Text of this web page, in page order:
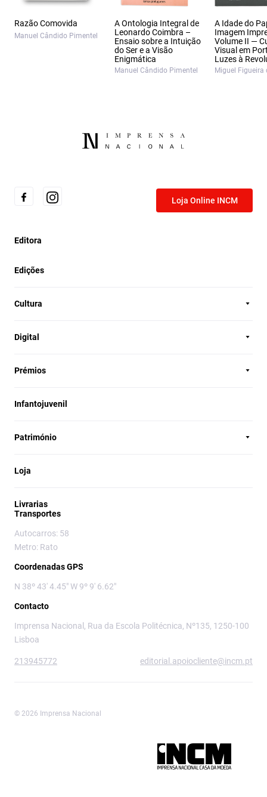
Razão Comovida
Manuel Cândido Pimentel
A Ontologia Integral de
Leonardo Coimbra –
Ensaio sobre a Intuição
do Ser e a Visão
Enigmática
Manuel Cândido Pimentel
A Idade do
Imagem
Volume II —
Visual em
Luzes à
Miguel Figueira
Loja Online INCM
Editora
Edições
Cultura
Digital
Prémios
Infantojuvenil
Património
Loja
Livrarias
Transportes
Autocarros: 58
Metro: Rato
Coordenadas GPS
N 38º 43' 4.45" W 9º 9' 6.62"
Contacto
Imprensa Nacional, Rua da Escola Politécnica, Nº135, 1250-100
Lisboa
213945772 editorial.apoiocliente@incm.pt
© 2026 Imprensa Nacional